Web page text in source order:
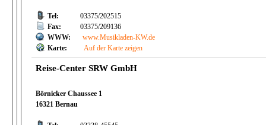
Tel:
03375/202515
Fax:
03375/209136
WWW:
www.Musikladen-KW.de
Karte:
Auf der Karte zeigen
Reise-Center SRW GmbH
Börnicker Chaussee 1
16321 Bernau